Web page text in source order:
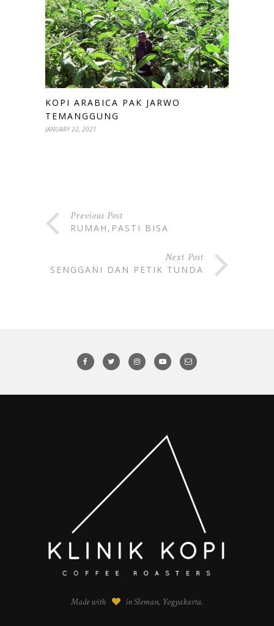
KOPI ARABICA PAK JARWO
TEMANGGUNG
JANUARY 22, 2021
Previous Post
RUMAH,PASTI BISA
Next Post
SENGGANI DAN PETIK TUNDA
Made with in Sleman, Yogyakarta.